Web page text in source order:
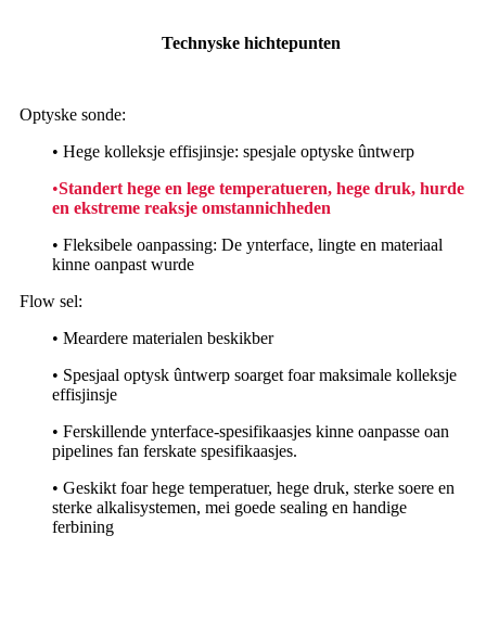
Technyske hichtepunten
Optyske sonde:
• Hege kolleksje effisjinsje: spesjale optyske ûntwerp
•Standert hege en lege temperatueren, hege druk, hurde
en ekstreme reaksje omstannichheden
• Fleksibele oanpassing: De ynterface, lingte en materiaal
kinne oanpast wurde
Flow sel:
• Meardere materialen beskikber
• Spesjaal optysk ûntwerp soarget foar maksimale kolleksje
effisjinsje
• Ferskillende ynterface-spesifikaasjes kinne oanpasse oan
pipelines fan ferskate spesifikaasjes.
• Geskikt foar hege temperatuer, hege druk, sterke soere en
sterke alkalisystemen, mei goede sealing en handige
ferbining